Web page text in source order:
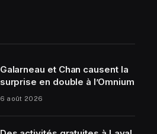
Galarneau et Chan causent la
surprise en double à l’Omnium
6 août 2026